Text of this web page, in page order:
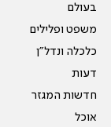
בעולם
משפט ופלילים
כלכלה ונדל"ן
דעות
חדשות המגזר
אוכל